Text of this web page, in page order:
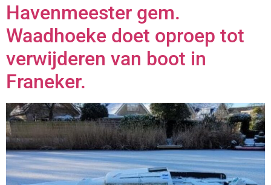
Havenmeester gem.
Waadhoeke doet oproep tot
verwijderen van boot in
Franeker.